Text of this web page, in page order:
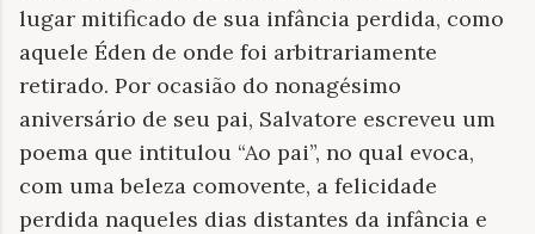
lugar mitificado de sua infância perdida, como
aquele Éden de onde foi arbitrariamente
retirado. Por ocasião do nonagésimo
aniversário de seu pai, Salvatore escreveu um
poema que intitulou “Ao pai”, no qual evoca,
com uma beleza comovente, a felicidade
perdida naqueles dias distantes da infância e